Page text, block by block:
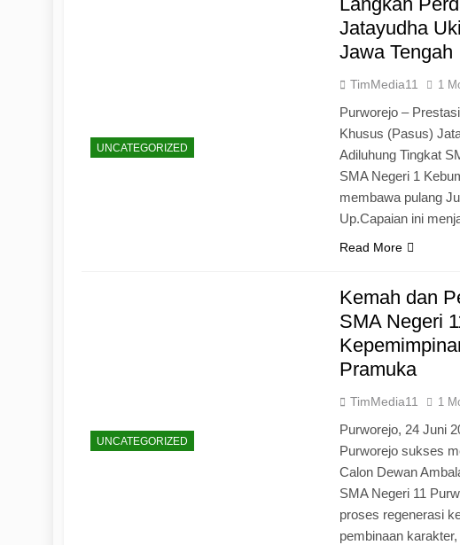
UNCATEGORIZED
Jatayudha
Jawa Tengah
TimMedia11 1
Purworejo –
Khusus (Pasus)
Adiluhung Tingkat
SMA Negeri 1
membawa pulang
Up.Capaian ini
Read More
UNCATEGORIZED
Kemah dan
SMA Negeri
Pramuka
TimMedia11 1
Purworejo, 24 Juni
Purworejo sukses
Calon Dewan
SMA Negeri 11
proses regenerasi
pembinaan